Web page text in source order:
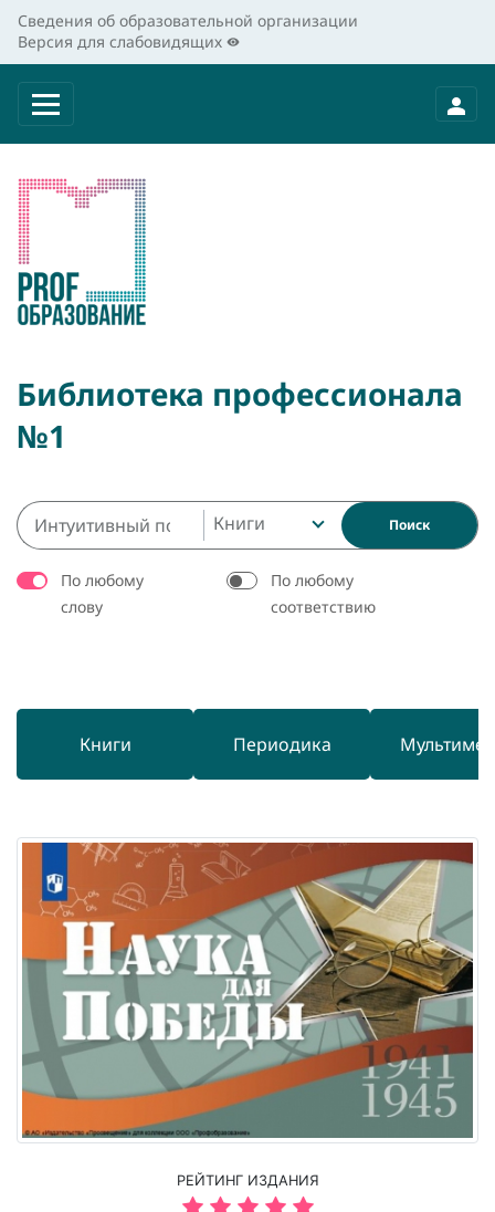
Сведения об образовательной организации
Версия для слабовидящих
Библиотека профессионала
№1
Книги Поиск
По любому
слову
По любому
соответствию
Книги Периодика
РЕЙТИНГ ИЗДАНИЯ